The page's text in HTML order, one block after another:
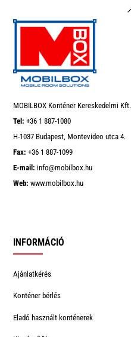
MOBILBOX Konténer Kereskedelmi Kft.
Tel: +36 1 887-1080
H-1037 Budapest, Montevideo utca 4.
Fax: +36 1 887-1099
E-mail: info@mobilbox.hu
Web: www.mobilbox.hu
INFORMÁCIÓ
Ajánlatkérés
Konténer bérlés
Eladó használt konténerek